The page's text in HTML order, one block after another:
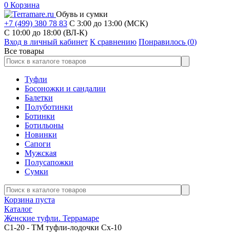
0 Корзина
Обувь и сумки
+7 (499) 380 78 83 С 3:00 до 13:00 (МСК)
C 10:00 до 18:00 (ВЛ-К)
Вход в личный кабинет К сравнению Понравилось (0)
Все товары
Туфли
Босоножки и сандалии
Балетки
Полуботинки
Ботинки
Ботильоны
Новинки
Сапоги
Мужская
Полусапожки
Сумки
Корзина пуста
Каталог
Женские туфли. Террамаре
С1-20 - ТМ туфли-лодочки Сх-10